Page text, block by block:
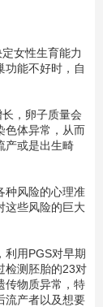
女性生育能力
功能不好时，自
，卵子质量会
色体异常，从而
产或是出生畸
种风险的心理准
这些风险的巨大
利用PGS对早期
检测胚胎的23对
传物质异常，特
流产者以及想要